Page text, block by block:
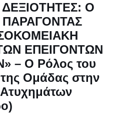
Ο
ΕΠΕΙΓΟΝΤΩΝ
– Ο Ρόλος του
Ομάδας στην